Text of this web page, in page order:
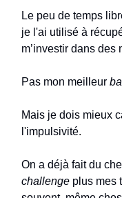
Le peu de temps
je l'ai utilisé à
m’investir dans des
Pas mon meilleur
Mais je dois mieux
l'impulsivité.
On a déjà fait du
challenge plus mes